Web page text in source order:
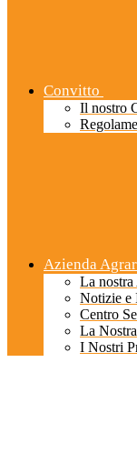
Convitto
Il nostro
Azienda
La
Notizie e
Centro
La
I Nostri